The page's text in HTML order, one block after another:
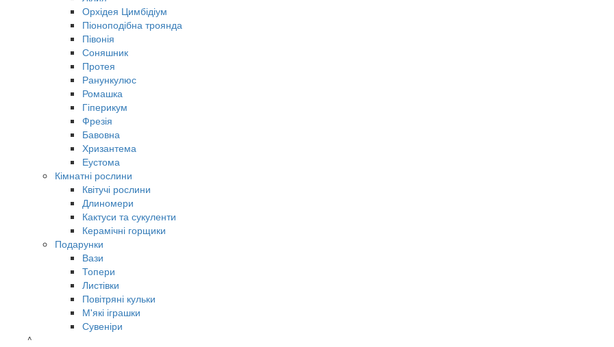
Орхідея Цимбідіум
Піоноподібна троянда
Півонія
Соняшник
Протея
Ранункулюс
Ромашка
Гіперикум
Фрезія
Бавовна
Хризантема
Еустома
Кімнатні рослини
Квітучі рослини
Длиномери
Кактуси та сукуленти
Керамічні горщики
Подарунки
Вази
Топери
Листівки
Повітряні кульки
М'які іграшки
Сувеніри
^